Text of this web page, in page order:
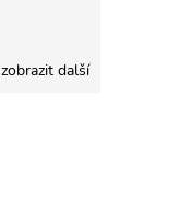
zobrazit další